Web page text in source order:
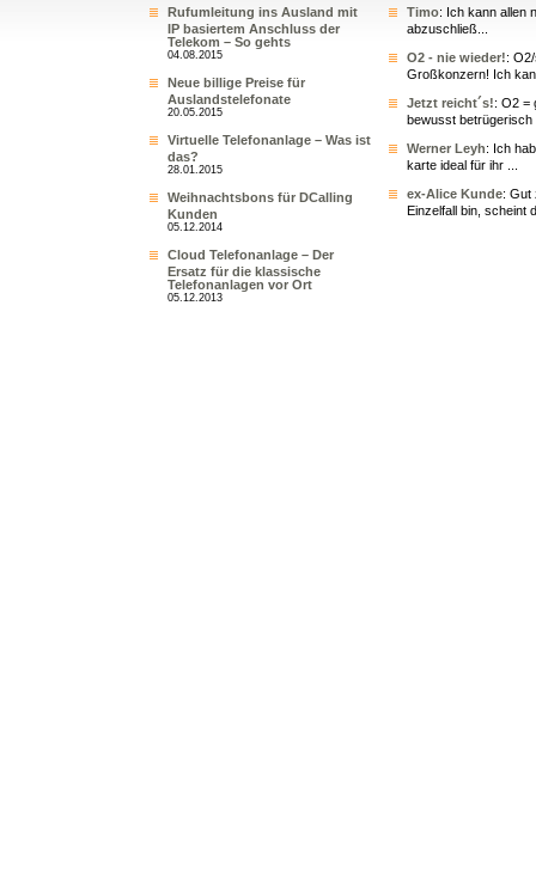
Rufumleitung ins Ausland mit
IP basiertem Anschluss der
Telekom – So gehts
04.08.2015
Neue billige Preise für
Auslandstelefonate
20.05.2015
Virtuelle Telefonanlage – Was ist
das?
28.01.2015
Weihnachtsbons für DCalling
Kunden
05.12.2014
Cloud Telefonanlage – Der
Ersatz für die klassische
Telefonanlagen vor Ort
05.12.2013
Timo: Ich kann allen
abzuschließ...
O2 - nie wieder!:
Großkonzern! Ich
Jetzt reicht´s!: O2 =
bewusst betrügerisch
Werner Leyh: Ich
karte ideal für ihr ...
ex-Alice Kunde: Gut
Einzelfall bin, scheint